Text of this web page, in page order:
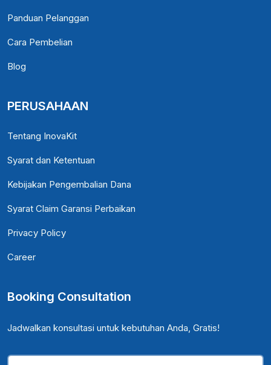
Panduan Pelanggan
Cara Pembelian
Blog
PERUSAHAAN
Tentang InovaKit
Syarat dan Ketentuan
Kebijakan Pengembalian Dana
Syarat Claim Garansi Perbaikan
Privacy Policy
Career
Booking Consultation
Jadwalkan konsultasi untuk kebutuhan Anda, Gratis!